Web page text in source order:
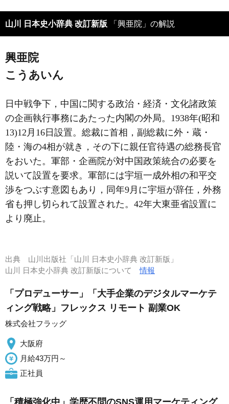
山川 日本史小辞典 改訂新版 「興亜院」の解説
興亜院
こうあいん
日中戦争下，中国に関する政治・経済・文化諸政策
の企画執行事務にあたった内閣の外局。1938年(昭和
13)12月16日設置。総裁に首相，副総裁に外・蔵・
陸・海の4相が就き，その下に親任官待遇の総務長官
をおいた。軍部・企画院が対中国政策統合の必要を
説いて設置を要求。軍部には宇垣一成外相の和平交
渉をつぶす意図もあり，同年9月に宇垣が辞任，外務
省も押し切られて設置された。42年大東亜省設置に
より廃止。
出典 山川出版社「山川 日本史小辞典 改訂新版」
山川 日本史小辞典 改訂新版について情報
「プロデューサー」「大手企業のデジタルマーケテ
ィング戦略」フレックス リモート 副業OK
株式会社フラッグ
大阪府
月給43万円～
正社員
「積極強化中」学歴不問のSNS運用マーケティング